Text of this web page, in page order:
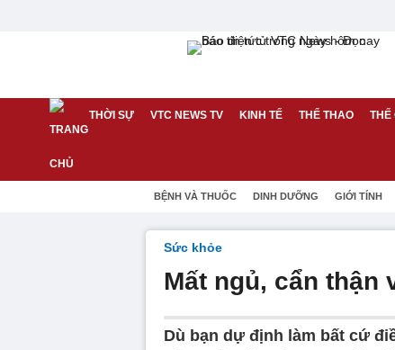
THỜI SỰ VTC NEWS TV KINH TẾ THỂ THAO THẾ
BỆNH VÀ THUỐC DINH DƯỠNG GIỚI TÍNH
Sức khỏe
Mất ngủ, cẩn thận
Dù bạn dự định làm bất cứ